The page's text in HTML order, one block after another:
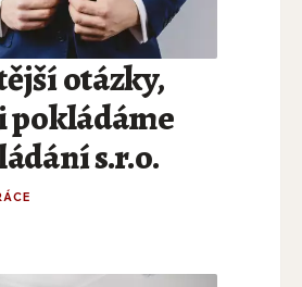
otázky,
pokládáme
s.r.o.